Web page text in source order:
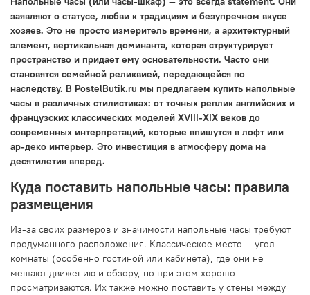
заявляют о статусе, любви к традициям и безупречном вкусе
хозяев. Это не просто измеритель времени, а архитектурный
элемент, вертикальная доминанта, которая структурирует
пространство и придает ему основательности. Часто они
становятся семейной реликвией, передающейся по
наследству. В PostelButik.ru мы предлагаем купить напольные
часы в различных стилистиках: от точных реплик английских и
французских классических моделей XVIII-XIX веков до
современных интерпретаций, которые впишутся в лофт или
ар-деко интерьер. Это инвестиция в атмосферу дома на
десятилетия вперед.
Куда поставить напольные часы: правила
размещения
Из-за своих размеров и значимости напольные часы требуют
продуманного расположения. Классическое место — угол
комнаты (особенно гостиной или кабинета), где они не
мешают движению и обзору, но при этом хорошо
просматриваются. Их также можно поставить у стены между